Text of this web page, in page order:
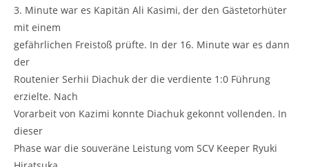
3. Minute war es Kapitän Ali Kasimi, der den Gästetorhüter
mit einem
gefährlichen Freistoß prüfte. In der 16. Minute war es dann
der
Routenier Serhii Diachuk der die verdiente 1:0 Führung
erzielte. Nach
Vorarbeit von Kazimi konnte Diachuk gekonnt vollenden. In
dieser
Phase war die souveräne Leistung vom SCV Keeper Ryuki